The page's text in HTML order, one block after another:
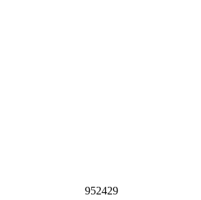
952429